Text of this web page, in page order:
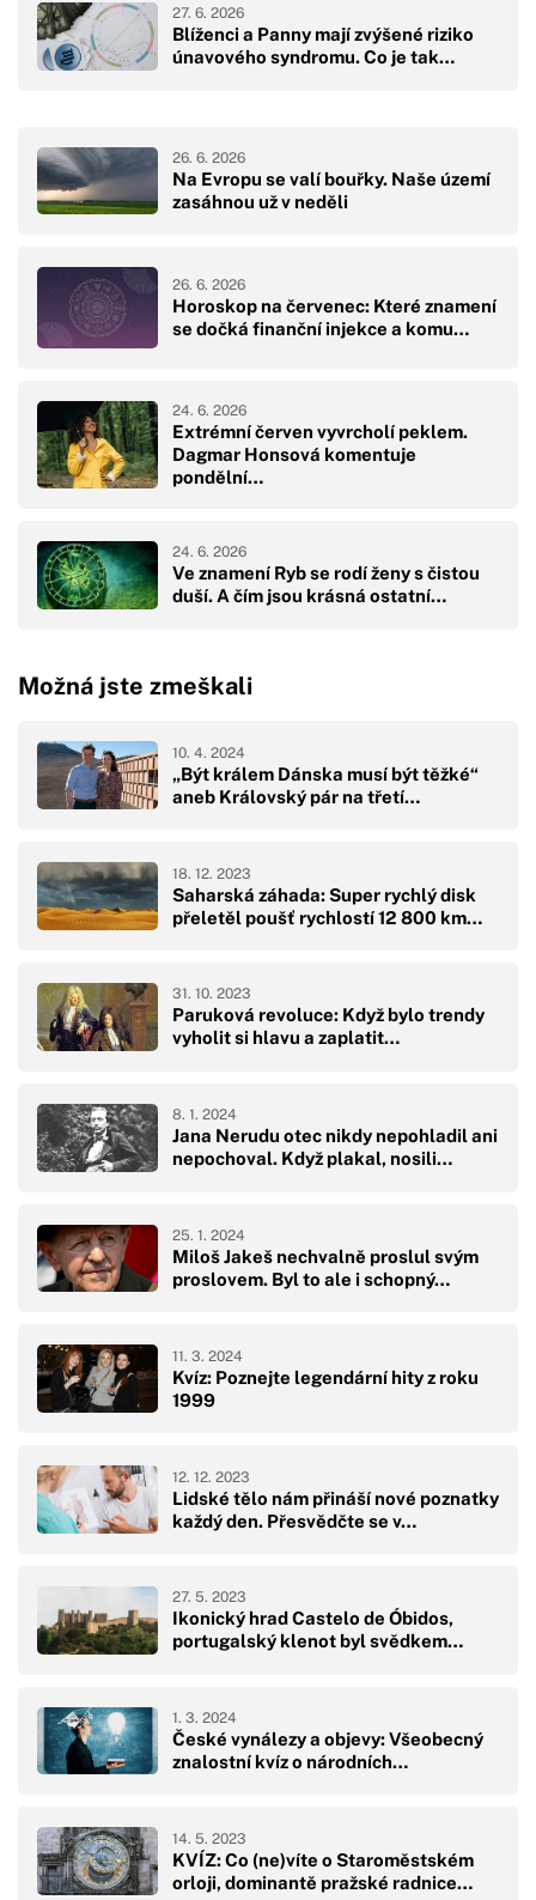
Blíženci a Panny mají zvýšené riziko
únavového syndromu. Co je tak…
27. 6. 2026
Na Evropu se valí bouřky. Naše území
zasáhnou už v neděli
26. 6. 2026
Horoskop na červenec: Které znamení
se dočká finanční injekce a komu…
26. 6. 2026
Extrémní červen vyvrcholí peklem.
Dagmar Honsová komentuje
pondělní…
24. 6. 2026
Ve znamení Ryb se rodí ženy s čistou
duší. A čím jsou krásná ostatní…
24. 6. 2026
Možná jste zmeškali
„Být králem Dánska musí být těžké“
aneb Královský pár na třetí…
10. 4. 2024
Saharská záhada: Super rychlý disk
přeletěl poušť rychlostí 12 800 km…
18. 12. 2023
Paruková revoluce: Když bylo trendy
vyholit si hlavu a zaplatit…
31. 10. 2023
Jana Nerudu otec nikdy nepohladil ani
nepochoval. Když plakal, nosili…
8. 1. 2024
Miloš Jakeš nechvalně proslul svým
proslovem. Byl to ale i schopný…
25. 1. 2024
Kvíz: Poznejte legendární hity z roku
1999
11. 3. 2024
Lidské tělo nám přináší nové poznatky
každý den. Přesvědčte se v…
12. 12. 2023
Ikonický hrad Castelo de Óbidos,
portugalský klenot byl svědkem…
27. 5. 2023
České vynálezy a objevy: Všeobecný
znalostní kvíz o národních…
1. 3. 2024
KVÍZ: Co (ne)víte o Staroměstském
orloji, dominantě pražské radnice…
14. 5. 2023